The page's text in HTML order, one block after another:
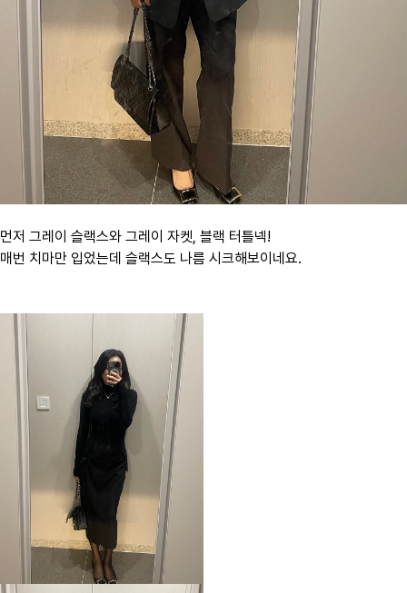
먼저 그레이 슬랙스와 그레이 자켓, 블랙 터틀넥!
매번 치마만 입었는데 슬랙스도 나름 시크해보이네요.